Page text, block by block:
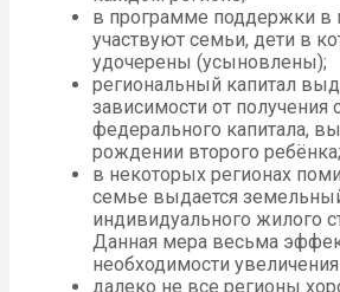
в программе поддержки в
участвуют семьи, дети в
удочерены (усыновлены);
региональный капитал
зависимости от получения
федерального капитала,
рождении второго ребёнка;
в некоторых регионах
семье выдается
индивидуального жилого
Данная мера весьма
необходимости
далеко не все регионы